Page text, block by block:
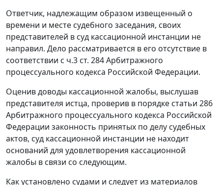
Ответчик, надлежащим образом извещенный о
времени и месте судебного заседания, своих
представителей в суд кассационной инстанции не
направил. Дело рассматривается в его отсутствие в
соответствии с ч.3 ст. 284Арбитражного
процессуального кодекса Российской Федерации.
Оценив доводы кассационной жалобы, выслушав
представителя истца, проверив в порядке статьи 286
Арбитражного процессуального кодекса Российской
Федерации законность принятых по делу судебных
актов, суд кассационной инстанции не находит
оснований для удовлетворения кассационной
жалобы в связи со следующим.
Как установлено судами и следует из материалов